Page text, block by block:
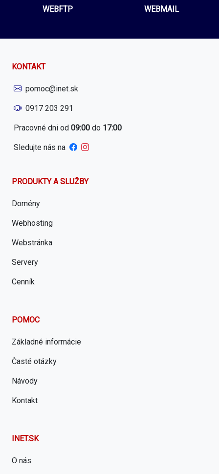
WEBFTP WEBMAIL
KONTAKT
pomoc@inet.sk
0917 203 291
Pracovné dni od 09:00 do 17:00
Sledujte nás na
PRODUKTY A SLUŽBY
Domény
Webhosting
Webstránka
Servery
Cenník
POMOC
Základné informácie
Časté otázky
Návody
Kontakt
INET.SK
O nás